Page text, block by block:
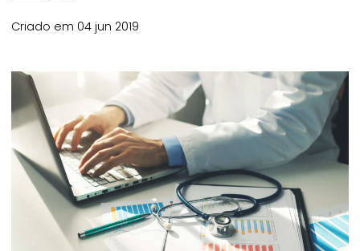
Criado em 04 jun 2019